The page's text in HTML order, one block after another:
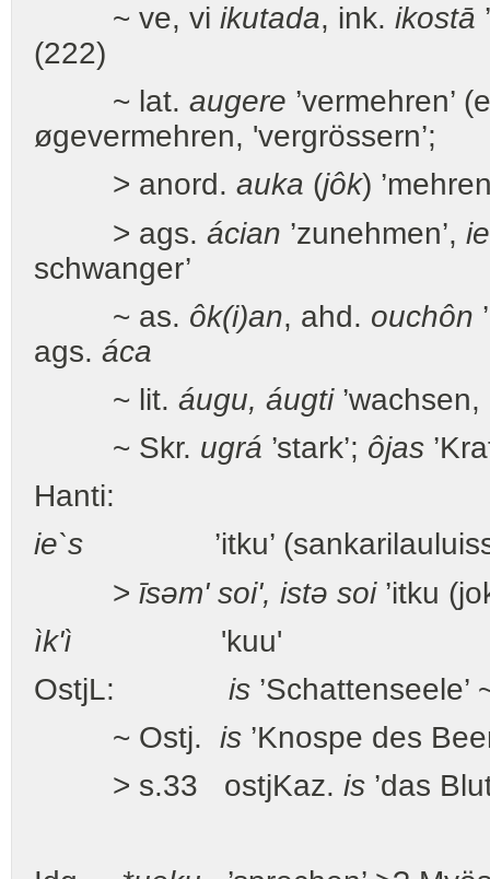
~ ve, vi ikutada, ink. ikostā
(222)
~ lat. augere ’vermehren’
øgevermehren, 'vergrössern’;
> anord. auka (jôk)
> ags. ácian ’zunehmen’,
schwanger’
~ as. ôk(i)an, ahd. ouchôn
ags. áca
~ lit. áugu, áugti’wachsen,
~ Skr. ugrá ’stark’; ôjas
Hanti:
ie`s ’itku’
> īsəm' soi', istə soi’itku
ìk'ì 'kuu'
OstjL: is ’Schattenseele’
~ Ostj. is ’Knospe des
> s.33 ostjKaz. is ’das